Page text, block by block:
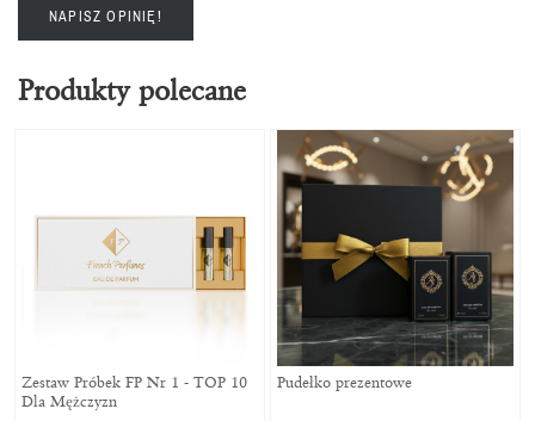
NAPISZ OPINIĘ!
Produkty polecane
Zestaw Próbek FP Nr 1 - TOP 10
Dla Mężczyzn
Pudełko prezentowe